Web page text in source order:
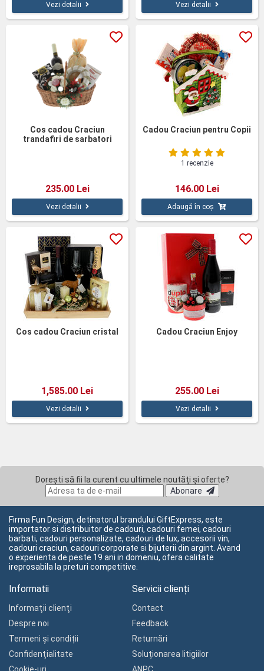
Vezi detalii Vezi detalii
Cos cadou Craciun
trandafiri de sarbatori
235.00 Lei
Vezi detalii
Cadou Craciun pentru Copii
1 recenzie
146.00 Lei
Adaugă în coș
Cos cadou Craciun cristal
1,585.00 Lei
Vezi detalii
Cadou Craciun Enjoy
255.00 Lei
Vezi detalii
Dorești să fii la curent cu ultimele noutăți și oferte?
Abonare
Firma Fun Design, detinatorul brandului GiftExpress, este
importator si distribuitor de cadouri, cadouri femei, cadouri
barbati, cadouri personalizate, cadouri de lux, accesorii vin,
cadouri craciun, cadouri corporate si bijuterii din argint. Avand
o experienta de peste 19 ani in domeniu, ofera calitate
ireprosabila la preturi competitive.
Informatii
Informaţii clienţi
Despre noi
Termeni și condiții
Confidenţialitate
Servicii clienți
Contact
Feedback
Returnări
Soluționarea litigiilor